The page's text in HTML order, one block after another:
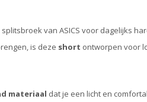
van ASICS voor dagelijks
is deze short ontworpen voor
materiaal dat je een licht en